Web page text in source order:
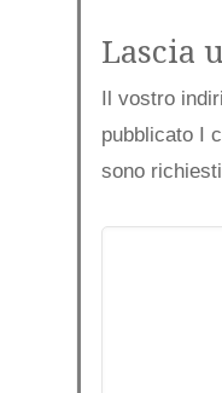
Lascia
Il vostro
pubblicato I
sono richiesti